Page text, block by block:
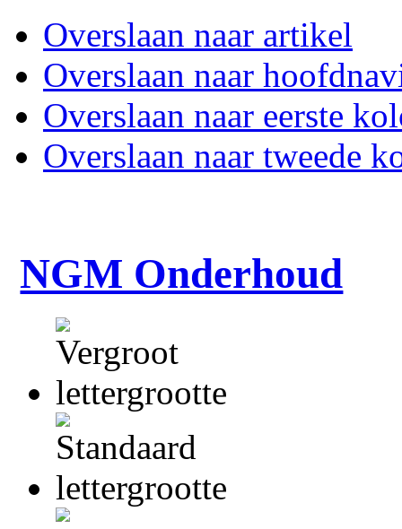
Overslaan naar artikel
Overslaan naar
Overslaan naar eerste
Overslaan naar tweede
NGM Onderhoud